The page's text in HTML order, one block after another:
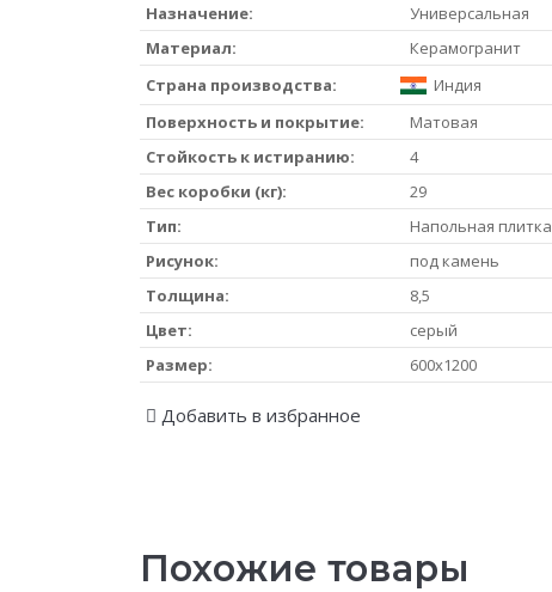
Назначение:
Универсальная
Материал:
Керамогранит
Страна производства:
Индия
Поверхность и покрытие:
Матовая
Стойкость к истиранию:
4
Вес коробки (кг):
29
Тип:
Напольная плитка
Рисунок:
под камень
Толщина:
8,5
Цвет:
серый
Размер:
600x1200
Добавить в избранное
Похожие товары